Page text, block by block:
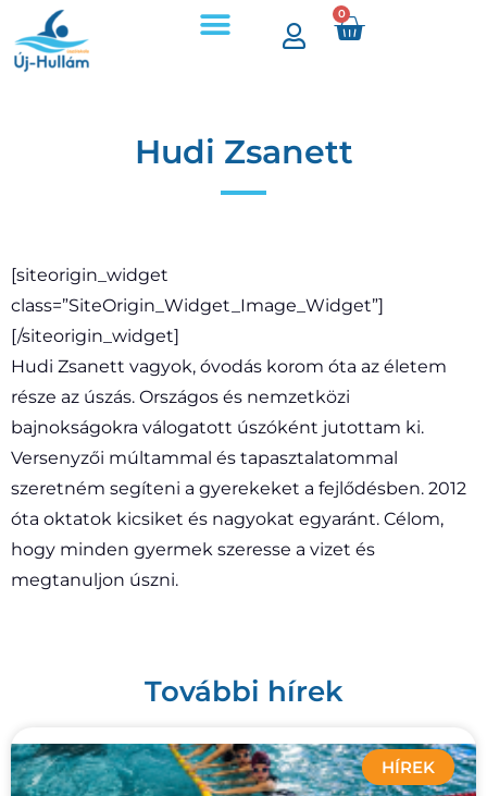
0
Hudi Zsanett
[siteorigin_widget
class=”SiteOrigin_Widget_Image_Widget”]
[/siteorigin_widget]
Hudi Zsanett vagyok, óvodás korom óta az életem
része az úszás. Országos és nemzetközi
bajnokságokra válogatott úszóként jutottam ki.
Versenyzői múltammal és tapasztalatommal
szeretném segíteni a gyerekeket a fejlődésben. 2012
óta oktatok kicsiket és nagyokat egyaránt. Célom,
hogy minden gyermek szeresse a vizet és
megtanuljon úszni.
További hírek
HÍREK